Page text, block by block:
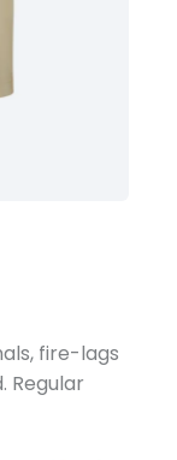
fire-lags
Regular